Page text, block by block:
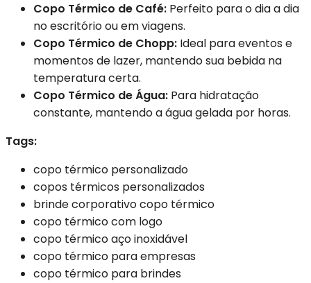
Copo Térmico de Café: Perfeito para o dia a dia
no escritório ou em viagens.
Copo Térmico de Chopp: Ideal para eventos e
momentos de lazer, mantendo sua bebida na
temperatura certa.
Copo Térmico de Água: Para hidratação
constante, mantendo a água gelada por horas.
Tags:
copo térmico personalizado
copos térmicos personalizados
brinde corporativo copo térmico
copo térmico com logo
copo térmico aço inoxidável
copo térmico para empresas
copo térmico para brindes